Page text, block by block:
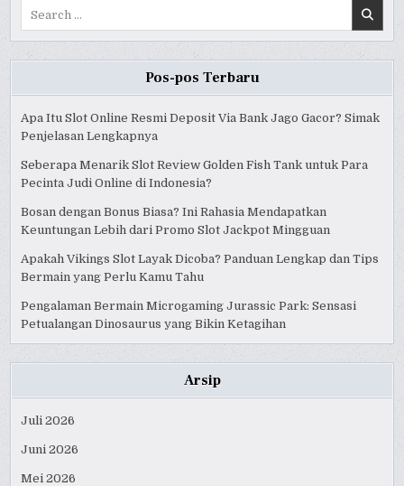
Pos-pos Terbaru
Apa Itu Slot Online Resmi Deposit Via Bank Jago Gacor? Simak
Penjelasan Lengkapnya
Seberapa Menarik Slot Review Golden Fish Tank untuk Para
Pecinta Judi Online di Indonesia?
Bosan dengan Bonus Biasa? Ini Rahasia Mendapatkan
Keuntungan Lebih dari Promo Slot Jackpot Mingguan
Apakah Vikings Slot Layak Dicoba? Panduan Lengkap dan Tips
Bermain yang Perlu Kamu Tahu
Pengalaman Bermain Microgaming Jurassic Park: Sensasi
Petualangan Dinosaurus yang Bikin Ketagihan
Arsip
Juli 2026
Juni 2026
Mei 2026